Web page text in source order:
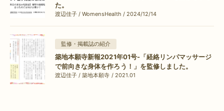
た。
渡辺佳子 / WomensHealth / 2024/12/14
監修・掲載誌の紹介
築地本願寺新報2021年01号-「経絡リンパマッサージ
で前向きな身体を作ろう！」を監修しました。
渡辺佳子 / 築地本願寺 / 2021.01